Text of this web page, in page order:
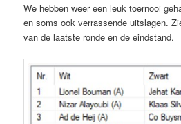
We hebben weer een leuk toernooi
en soms ook verrassende uitslagen.
van de laatste ronde en de eindstand.